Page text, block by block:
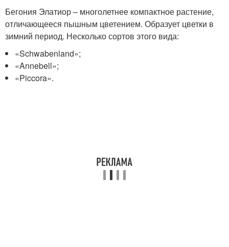
Бегония Элатиор – многолетнее компактное растение,
отличающееся пышным цветением. Образует цветки в
зимний период. Несколько сортов этого вида:
«Schwabenland»;
«Annebell»;
«Piccora».